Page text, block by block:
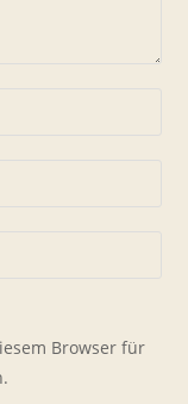
Browser für